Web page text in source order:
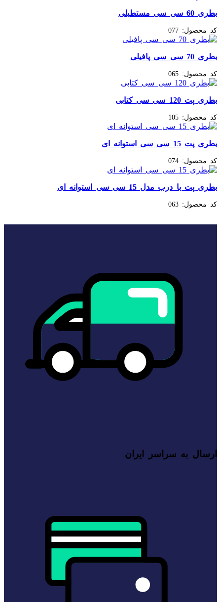
بطری 60 سی سی مستطیلی
کد محصول: 077
بطری 70 سی سی پافیلی
کد محصول: 065
بطری پت 120 سی سی کتابی
کد محصول: 105
بطری پت 15 سی‌ سی استوانه ای
کد محصول: 074
بطری پت با درب مدل 15 سی سی استوانه ای
کد محصول: 063
ارسال به سراسر ایران